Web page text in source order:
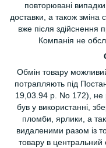
повторювані
доставки, а також зміна
вже після
Компанія не
Обмін товару
потрапляють під
19,03.94 р. No 172), не
був у використанні,
пломби, ярлики, а
видаленими разом із
товару в центральний